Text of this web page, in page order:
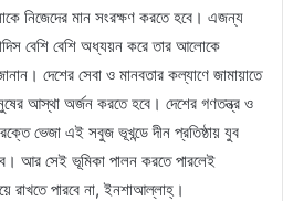
নিজেদের মান সংরক্ষণ করতে হবে। এজন্য
বেশি বেশি অধ্যয়ন করে তার আলোকে
দেশের সেবা ও মানবতার কল্যাণে জামায়াতে
আস্থা অর্জন করতে হবে। দেশের গণতন্ত্র ও
ভেজা এই সবুজ ভূখন্ডে দীন প্রতিষ্ঠায় যুব
আর সেই ভূমিকা পালন করতে পারলেই
রাখতে পারবে না, ইনশাআল্লাহ্।